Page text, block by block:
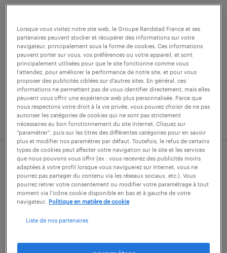
perrigny, jura
cdd
25 000 € - 26 000 € par année
publié le 31 juillet 2026
régleur en injection (f/h)
messia-sur-sorne, jura
cdi
30 000 € - 32 400 € par année
Lorsque vous visitez notre site web, le Groupe Randstad France et ses
partenaires peuvent stocker et récupérer des informations sur votre
navigateur, principalement sous la forme de cookies. Ces informations
peuvent porter sur vous, vos préférences ou votre appareil, et sont
principalement utilisées pour que le site fonctionne comme vous
l’attendez, pour améliorer la performance de notre site, et pour vous
proposer des publicités ciblées sur d’autres sites. En général, ces
informations ne permettent pas de vous identifier directement, mais elles
peuvent vous offrir une expérience web plus personnalisée. Parce que
nous respectons votre droit à la vie privée, vous pouvez choisir de ne pas
autoriser les catégories de cookies qui ne sont pas strictement
nécessaires au bon fonctionnement du site Internet. Cliquez sur
“paramétrer”, puis sur les titres des différentes catégories pour en savoir
plus et modifier nos paramètres par défaut. Toutefois, le refus de certains
types de cookies peut affecter votre navigation sur le site et les services
que nous pouvons vous offrir (ex : vous recevrez des publicités moins
adaptées à votre profil lorsque vous naviguerez sur Internet, vous ne
pourrez pas partager du contenu via les réseaux sociaux, etc.). Vous
pourrez retirer votre consentement ou modifier votre paramétrage à tout
moment via l’icône cookie disponible en bas et à gauche de votre
navigateur.
Politique en matière de cookie
Liste de nos partenaires